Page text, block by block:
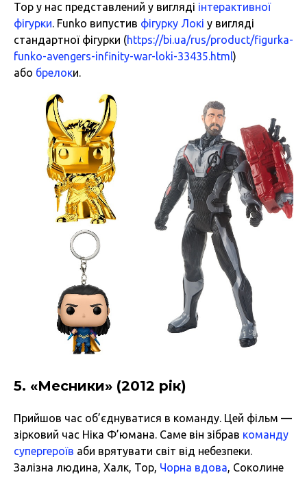
Тор у нас представлений у вигляді інтерактивної
фігурки. Funko випустив фігурку Локі у вигляді
стандартної фігурки (https://bi.ua/rus/product/figurka-
funko-avengers-infinity-war-loki-33435.html)
або брелоки.
5. «Месники» (2012 рік)
Прийшов час об’єднуватися в команду. Цей фільм —
зірковий час Ніка Ф’юмана. Саме він зібрав команду
супергероїв аби врятувати світ від небезпеки.
Залізна людина, Халк, Тор, Чорна вдова, Соколине